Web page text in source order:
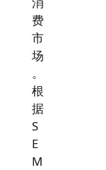
费
市
场
。
根
据
S
E
M